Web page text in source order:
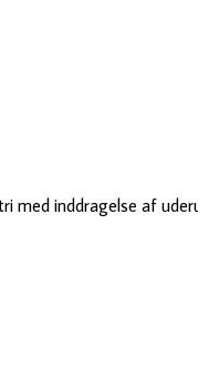
inddragelse af